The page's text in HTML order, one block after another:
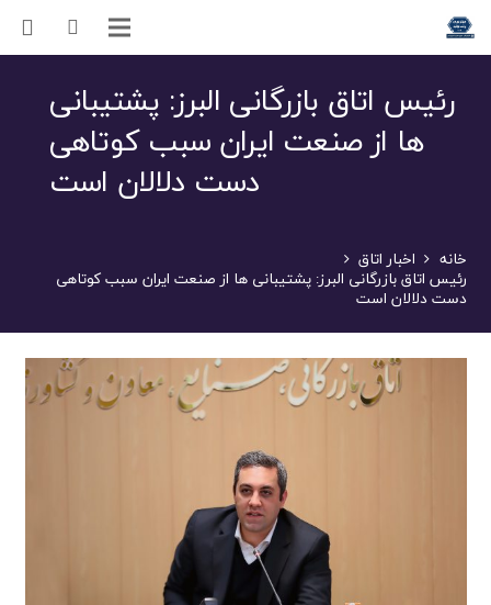
رئیس اتاق بازرگانی البرز: پشتیبانی
ها از صنعت ایران سبب کوتاهی
دست دلالان است
خانه اخبار اتاق
رئیس اتاق بازرگانی البرز: پشتیبانی ها از صنعت ایران سبب کوتاهی
دست دلالان است